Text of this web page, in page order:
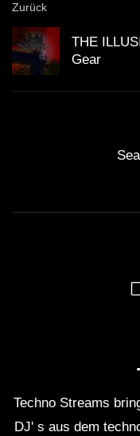
1:01:21 Nora Van
https://
1:13:41 Nora Van
• https://
• https://
Zurück
THE
Gear
Techno Streams
DJ' s aus dem